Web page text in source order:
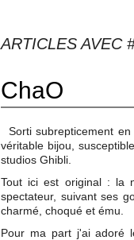
ARTICLES AVEC
ChaO
Sorti subrepticement
véritable bijou,
studios Ghibli.
Tout ici est original : la
spectateur, suivant ses
charmé, choqué et ému.
Pour ma part j'ai adoré